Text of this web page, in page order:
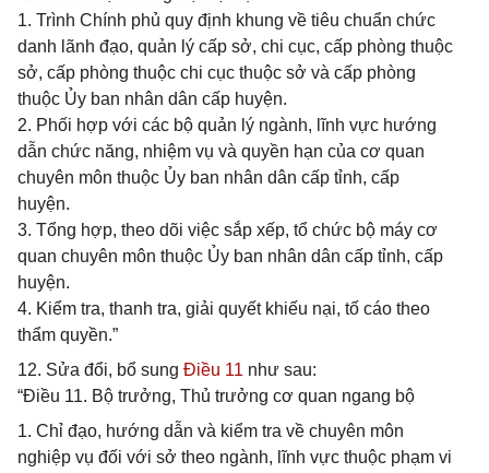
1. Trình Chính phủ quy định khung về tiêu chuẩn chức
danh lãnh đạo, quản lý cấp sở, chi cục, cấp phòng thuộc
sở, cấp phòng thuộc chi cục thuộc sở và cấp phòng
thuộc Ủy ban nhân dân cấp huyện.
2. Phối hợp với các bộ quản lý ngành, lĩnh vực hướng
dẫn chức năng, nhiệm vụ và quyền hạn của cơ quan
chuyên môn thuộc Ủy ban nhân dân cấp tỉnh, cấp
huyện.
3. Tổng hợp, theo dõi việc sắp xếp, tổ chức bộ máy cơ
quan chuyên môn thuộc Ủy ban nhân dân cấp tỉnh, cấp
huyện.
4. Kiểm tra, thanh tra, giải quyết khiếu nại, tố cáo theo
thẩm quyền.”
12. Sửa đổi, bổ sung Điều 11 như sau:
“Điều 11. Bộ trưởng, Thủ trưởng cơ quan ngang bộ
1. Chỉ đạo, hướng dẫn và kiểm tra về chuyên môn
nghiệp vụ đối với sở theo ngành, lĩnh vực thuộc phạm vi